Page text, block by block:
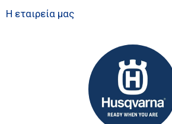
Η εταιρεία μας